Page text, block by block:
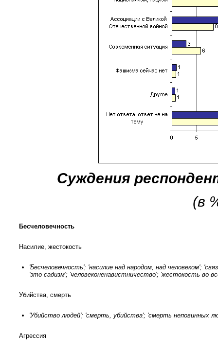
Суждения
(в
Бесчеловечность
Насилие, жестокость
'Бесчеловечность'; 'насилие над народом, над человеком';
'это садизм'; 'человеконенавистничество'; 'жестокость во
Убийства, смерть
'Убийство людей'; 'смерть, убийства'; 'смерть неповинных
Агрессия